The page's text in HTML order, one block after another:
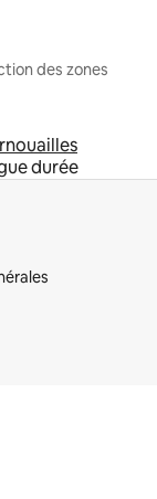
des zones
durée